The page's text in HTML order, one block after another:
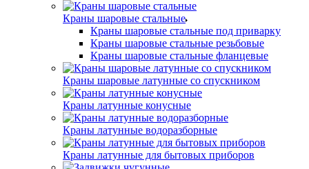
Краны шаровые стальные
Краны шаровые стальные под приварку
Краны шаровые стальные резьбовые
Краны шаровые стальные фланцевые
Краны шаровые латунные со спускником
Краны латунные конусные
Краны латунные водоразборные
Краны латунные для бытовых приборов